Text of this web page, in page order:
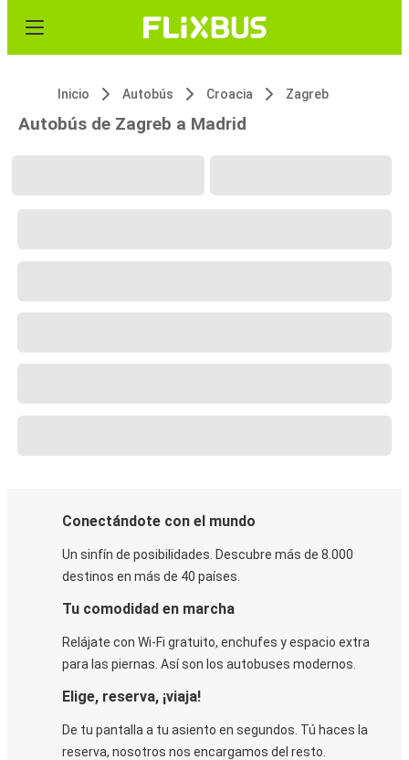
Inicio Autobús Croacia Zagreb
Autobús de Zagreb a Madrid
Conectándote con el mundo
Un sinfín de posibilidades. Descubre más de 8.000
destinos en más de 40 países.
Tu comodidad en marcha
Relájate con Wi-Fi gratuito, enchufes y espacio extra
para las piernas. Así son los autobuses modernos.
Elige, reserva, ¡viaja!
De tu pantalla a tu asiento en segundos. Tú haces la
reserva, nosotros nos encargamos del resto.